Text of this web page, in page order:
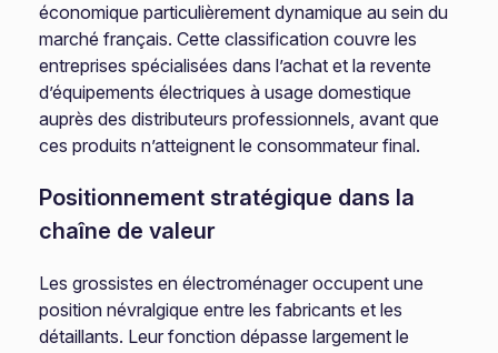
économique particulièrement dynamique au sein du
marché français. Cette classification couvre les
entreprises spécialisées dans l’achat et la revente
d’équipements électriques à usage domestique
auprès des distributeurs professionnels, avant que
ces produits n’atteignent le consommateur final.
Positionnement stratégique dans la
chaîne de valeur
Les grossistes en électroménager occupent une
position névralgique entre les fabricants et les
détaillants. Leur fonction dépasse largement le